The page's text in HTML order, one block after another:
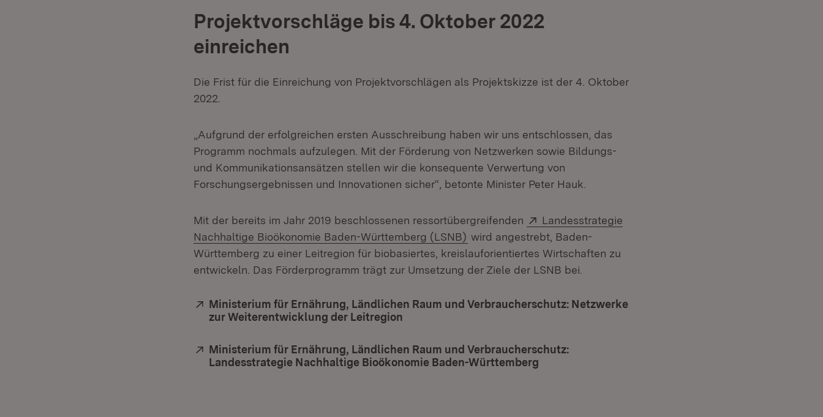
Projektvorschläge bis 4. Oktober 2022
einreichen
Die Frist für die Einreichung von Projektvorschlägen als Projektskizze ist der 4. Oktober
2022.
„Aufgrund der erfolgreichen ersten Ausschreibung haben wir uns entschlossen, das
Programm nochmals aufzulegen. Mit der Förderung von Netzwerken sowie Bildungs-
und Kommunikationsansätzen stellen wir die konsequente Verwertung von
Forschungsergebnissen und Innovationen sicher“, betonte Minister Peter Hauk.
Mit der bereits im Jahr 2019 beschlossenen ressortübergreifenden Extern:
Landesstrategie
Nachhaltige Bioökonomie Baden-Württemberg (LSNB) (Öffnet in neuem Fenster)
wird angestrebt, Baden-
Württemberg zu einer Leitregion für biobasiertes, kreislauforientiertes Wirtschaften zu
entwickeln. Das Förderprogramm trägt zur Umsetzung der Ziele der LSNB bei.
Extern:
Ministerium für Ernährung, Ländlichen Raum und Verbraucherschutz: Netzwerke
zur Weiterentwicklung der Leitregion
Extern:
Ministerium für Ernährung, Ländlichen Raum und Verbraucherschutz:
Landesstrategie Nachhaltige Bioökonomie Baden-Württemberg